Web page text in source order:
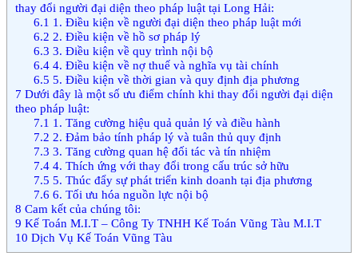
thay đổi người đại diện theo pháp luật tại Long Hải:
6.1 1. Điều kiện về người đại diện theo pháp luật mới
6.2 2. Điều kiện về hồ sơ pháp lý
6.3 3. Điều kiện về quy trình nội bộ
6.44. Điều kiện về nợ thuế và nghĩa vụ tài chính
6.5 5. Điều kiện về thời gian và quy định địa phương
7 Dưới đây là một số ưu điểm chính khi thay đổi người đại diện
theo pháp luật:
7.1 1. Tăng cường hiệu quả quản lý và điều hành
7.2 2. Đảm bảo tính pháp lý và tuân thủ quy định
7.3 3. Tăng cường quan hệ đối tác và tín nhiệm
7.44. Thích ứng với thay đổi trong cấu trúc sở hữu
7.5 5. Thúc đẩy sự phát triển kinh doanh tại địa phương
7.6 6. Tối ưu hóa nguồn lực nội bộ
8 Cam kết của chúng tôi:
9 Kế Toán M.I.T – Công Ty TNHH Kế Toán Vũng Tàu M.I.T
10 Dịch Vụ Kế Toán Vũng Tàu